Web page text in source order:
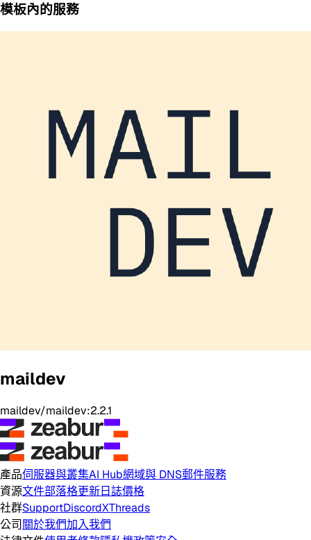
模板內的服務
maildev
maildev/maildev:2.2.1
產品伺服器與叢集AI Hub網域與 DNS郵件服務
資源文件部落格更新日誌價格
社群SupportDiscordXThreads
公司關於我們加入我們